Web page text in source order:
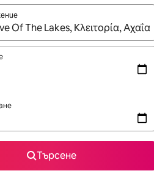
се покажат,
Търсене